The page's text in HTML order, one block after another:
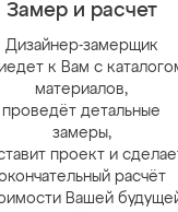
Замер и расчет
Дизайнер-замерщик
к Вам с
материалов,
проведёт детальные
замеры,
проект и
расчёт
Вашей